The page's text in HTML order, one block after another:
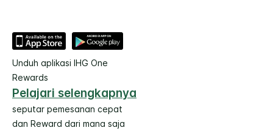
Unduh aplikasi IHG One
Rewards
Pelajari selengkapnya
seputar pemesanan cepat
dan Reward dari mana saja